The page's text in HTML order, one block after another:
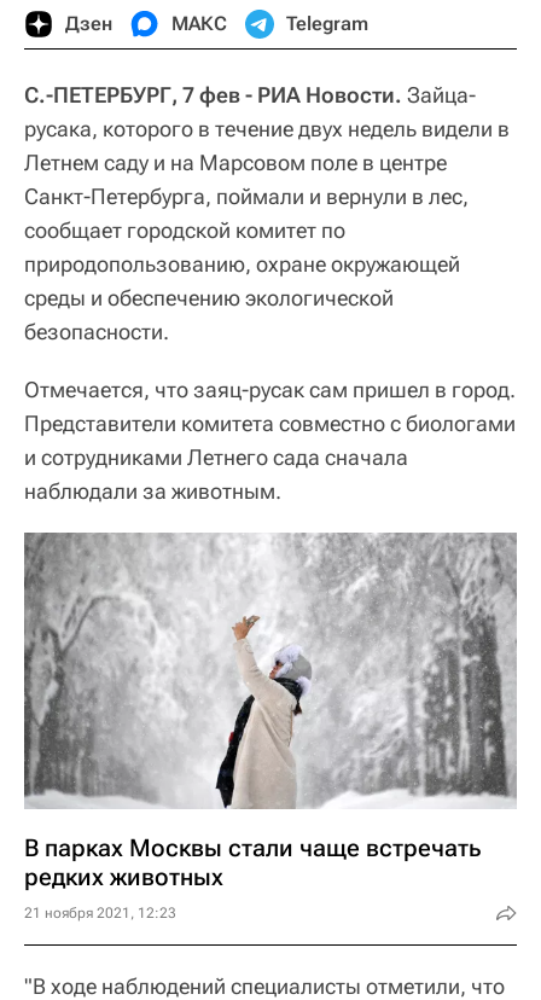
Дзен МАКС Telegram
С.-ПЕТЕРБУРГ, 7 фев - РИА Новости. Зайца-
русака, которого в течение двух недель видели в
Летнем саду и на Марсовом поле в центре
Санкт-Петербурга, поймали и вернули в лес,
сообщает городской комитет по
природопользованию, охране окружающей
среды и обеспечению экологической
безопасности.
Отмечается, что заяц-русак сам пришел в город.
Представители комитета совместно с биологами
и сотрудниками Летнего сада сначала
наблюдали за животным.
В парках Москвы стали чаще встречать
редких животных
21 ноября 2021, 12:23
"В ходе наблюдений специалисты отметили, что